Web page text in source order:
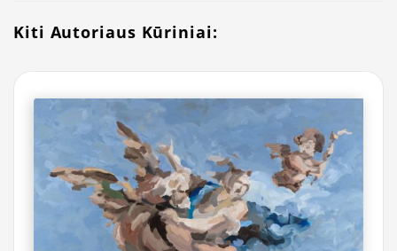
Kiti Autoriaus Kūriniai: